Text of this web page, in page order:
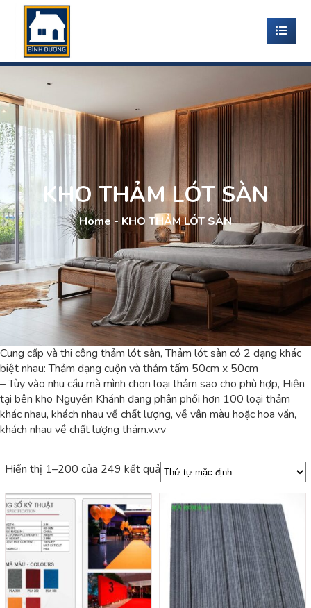
KHO THẢM LÓT SÀN
Home - KHO THẢM LÓT SÀN
Cung cấp và thi công thảm lót sàn, Thảm lót sàn có 2 dạng khác
biệt nhau: Thảm dạng cuộn và thảm tấm 50cm x 50cm
– Tùy vào nhu cầu mà mình chọn loại thảm sao cho phù hợp, Hiện
tại bên kho Nguyễn Khánh đang phân phối hơn 100 loại thảm
khác nhau, khách nhau vế chất lượng, về vân màu hoặc hoa văn,
khách nhau về chất lượng thảm.v.v.v
Hiển thị 1–200 của 249 kết quả